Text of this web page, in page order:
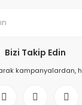
Bizi Takip Edin
kampanyalardan,